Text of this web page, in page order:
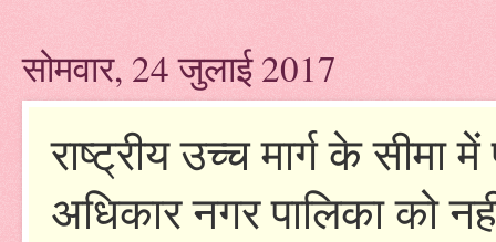
सोमवार, 24 जुलाई 2017
राष्ट्रीय उच्च मार्ग के
अधिकार नगर पालिका को